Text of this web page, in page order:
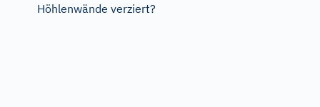
Höhlenwände verziert?